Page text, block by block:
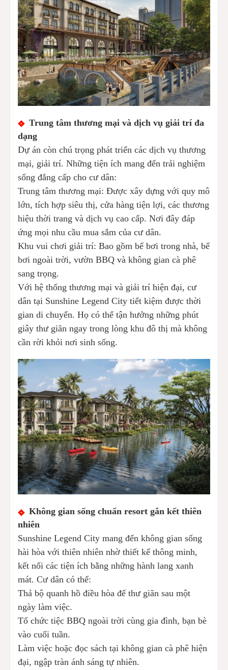
Trung tâm thương mại và dịch vụ giải trí đa
dạng
Dự án còn chú trọng phát triển các dịch vụ thương
mại, giải trí. Những tiện ích mang đến trải nghiệm
sống đẳng cấp cho cư dân:
Trung tâm thương mại: Được xây dựng với quy mô
lớn, tích hợp siêu thị, cửa hàng tiện lợi, các thương
hiệu thời trang và dịch vụ cao cấp. Nơi đây đáp
ứng mọi nhu cầu mua sắm của cư dân.
Khu vui chơi giải trí: Bao gồm bể bơi trong nhà, bể
bơi ngoài trời, vườn BBQ và không gian cà phê
sang trọng.
Với hệ thống thương mại và giải trí hiện đại, cư
dân tại Sunshine Legend City tiết kiệm được thời
gian di chuyển. Họ có thể tận hưởng những phút
giây thư giãn ngay trong lòng khu đô thị mà không
cần rời khỏi nơi sinh sống.
Không gian sống chuẩn resort gắn kết thiên
nhiên
Sunshine Legend City mang đến không gian sống
hài hòa với thiên nhiên nhờ thiết kế thông minh,
kết nối các tiện ích bằng những hành lang xanh
mát. Cư dân có thể:
Thả bộ quanh hồ điều hòa để thư giãn sau một
ngày làm việc.
Tổ chức tiệc BBQ ngoài trời cùng gia đình, bạn bè
vào cuối tuần.
Làm việc hoặc đọc sách tại không gian cà phê hiện
đại, ngập tràn ánh sáng tự nhiên.